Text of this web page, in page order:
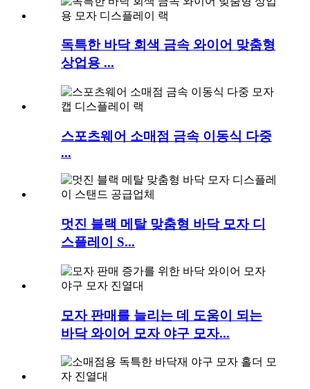
독특한 바닥 회색 금속 와이어 맞춤형
상업용 ...
스포츠웨어 소매점 금속 이동식 다중
...
멋진 블랙 메탈 맞춤형 바닥 모자 디
스플레이 S...
모자 판매를 늘리는 데 도움이 되는
바닥 와이어 모자 야구 모자...